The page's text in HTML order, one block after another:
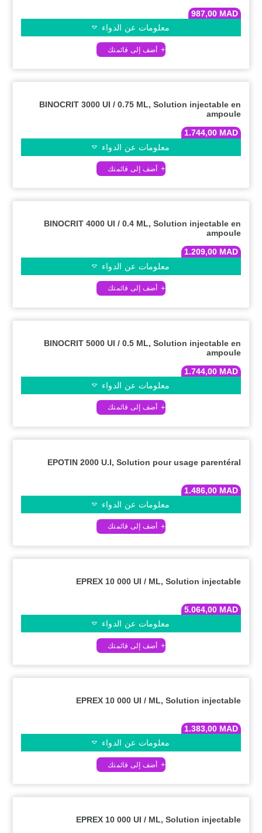
987,00 MAD
معلومات عن الدواء
BINOCRIT 3000 UI / 0.75 ML, Solution injectable en
ampoule
1.744,00 MAD
معلومات عن الدواء
BINOCRIT 4000 UI / 0.4 ML, Solution injectable en
ampoule
1.209,00 MAD
معلومات عن الدواء
BINOCRIT 5000 UI / 0.5 ML, Solution injectable en
ampoule
1.744,00 MAD
معلومات عن الدواء
EPOTIN 2000 U.I, Solution pour usage parentéral
1.486,00 MAD
معلومات عن الدواء
EPREX 10 000 UI / ML, Solution injectable
5.064,00 MAD
معلومات عن الدواء
EPREX 10 000 UI / ML, Solution injectable
1.383,00 MAD
معلومات عن الدواء
EPREX 10 000 UI / ML, Solution injectable